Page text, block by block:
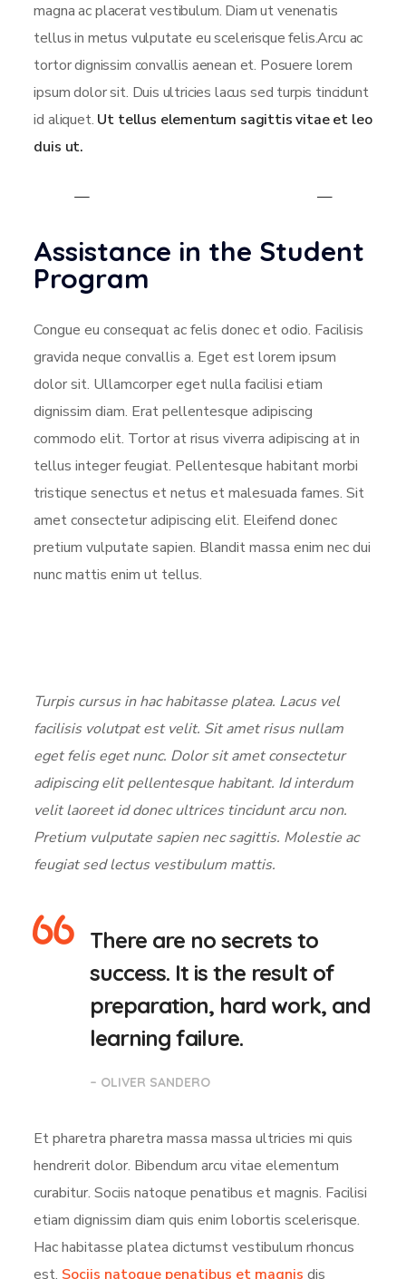
magna ac placerat vestibulum. Diam ut venenatis
tellus in metus vulputate eu scelerisque felis.Arcu ac
tortor dignissim convallis aenean et. Posuere lorem
ipsum dolor sit. Duis ultricies lacus sed turpis tincidunt
id aliquet. Ut tellus elementum sagittis vitae et leo
duis ut.
Assistance in the Student
Program
Congue eu consequat ac felis donec et odio. Facilisis
gravida neque convallis a. Eget est lorem ipsum
dolor sit. Ullamcorper eget nulla facilisi etiam
dignissim diam. Erat pellentesque adipiscing
commodo elit. Tortor at risus viverra adipiscing at in
tellus integer feugiat. Pellentesque habitant morbi
tristique senectus et netus et malesuada fames. Sit
amet consectetur adipiscing elit. Eleifend donec
pretium vulputate sapien. Blandit massa enim nec dui
nunc mattis enim ut tellus.
Turpis cursus in hac habitasse platea. Lacus vel
facilisis volutpat est velit. Sit amet risus nullam
eget felis eget nunc. Dolor sit amet consectetur
adipiscing elit pellentesque habitant. Id interdum
velit laoreet id donec ultrices tincidunt arcu non.
Pretium vulputate sapien nec sagittis. Molestie ac
feugiat sed lectus vestibulum mattis.
There are no secrets to
success. It is the result of
preparation, hard work, and
learning failure.
– OLIVER SANDERO
Et pharetra pharetra massa massa ultricies mi quis
hendrerit dolor. Bibendum arcu vitae elementum
curabitur. Sociis natoque penatibus et magnis. Facilisi
etiam dignissim diam quis enim lobortis scelerisque.
Hac habitasse platea dictumst vestibulum rhoncus
est. Sociis natoque penatibus et magnis dis